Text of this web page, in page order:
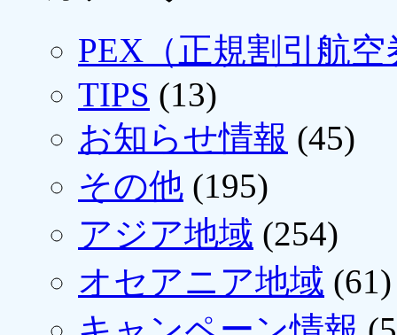
PEX（正規割引航空
TIPS (13)
お知らせ情報 (45)
その他 (195)
アジア地域 (254)
オセアニア地域 (61)